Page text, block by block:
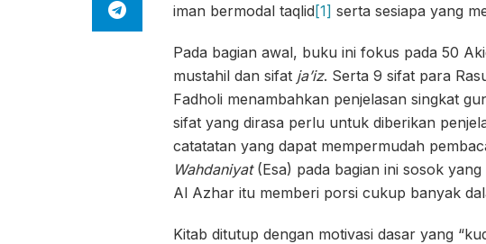
iman bermodal taqlid[1] serta sesiapa yang
Pada bagian awal, buku ini fokus pada 50
mustahil dan sifat ja’iz. Serta 9 sifat para
Fadholi menambahkan penjelasan singkat
sifat yang dirasa perlu untuk diberikan
catatatan yang dapat mempermudah
Wahdaniyat (Esa) pada bagian ini sosok
Al Azhar itu memberi porsi cukup banyak
Kitab ditutup dengan motivasi dasar yang